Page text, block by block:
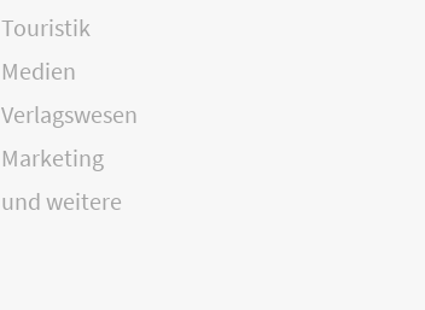
Touristik
Medien
Verlagswesen
Marketing
und weitere